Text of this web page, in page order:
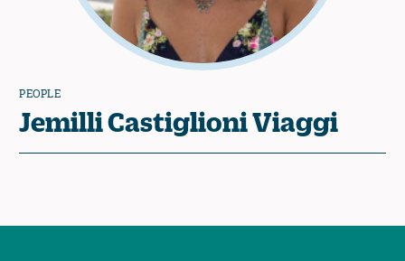
PEOPLE
Jemilli Castiglioni Viaggi